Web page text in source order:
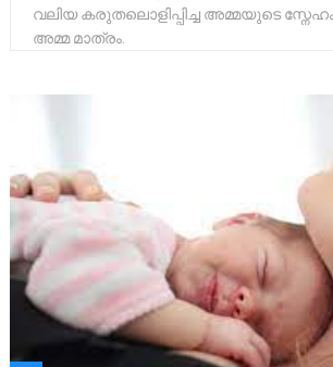
വലിയ കരുതലൊളിപ്പിച്ച അമ്മയുടെ
അമ്മ മാത്രം.